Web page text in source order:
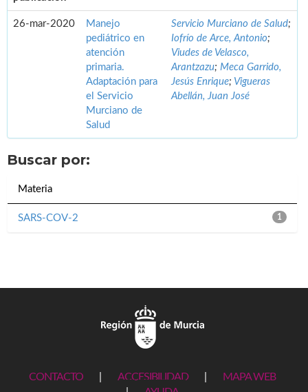
26-mar-2020
Manejo
pediátrico en
atención
primaria.
Adaptación para
el Servicio
Murciano de
Salud
Servicio Murciano de Salud;
Iofrío de Arce, Antonio;
Viudes de Velasco,
Arantzazu; Meca Garrido,
Jesús Enrique; Vigueras
Abellán, Juan José
Buscar por:
Materia
1
SARS-COV-2
CONTACTO ACCESIBILIDAD
MAPA WEB